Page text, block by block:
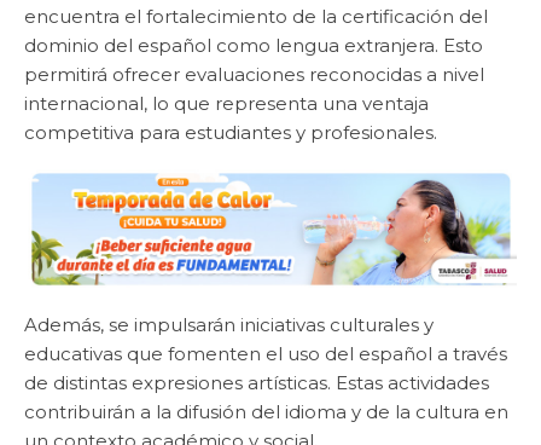
encuentra el fortalecimiento de la certificación del
dominio del español como lengua extranjera. Esto
permitirá ofrecer evaluaciones reconocidas a nivel
internacional, lo que representa una ventaja
competitiva para estudiantes y profesionales.
Además, se impulsarán iniciativas culturales y
educativas que fomenten el uso del español a través
de distintas expresiones artísticas. Estas actividades
contribuirán a la difusión del idioma y de la cultura en